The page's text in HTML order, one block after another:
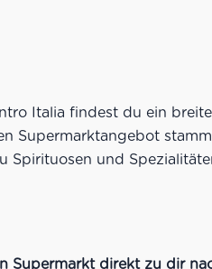
Italia findest du ein
Supermarktangebot
Spirituosen und
Supermarkt direkt zu dir